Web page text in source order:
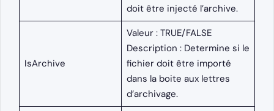
doit être injecté l’archive.
IsArchive
Valeur : TRUE/FALSE
Description : Determine si le
fichier doit être importé
dans la boite aux lettres
d’archivage.